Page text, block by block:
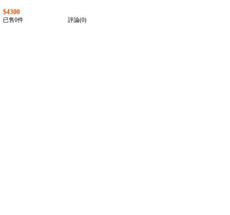
$4300
已售0件 評論(0)